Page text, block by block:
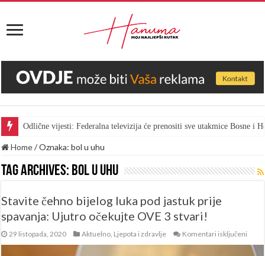
Odlične vijesti: Federalna televizija će prenositi sve utakmice Bosne i
Home/Oznaka:bol u uhu
Tag Archives: bol u uhu
Stavite čehno bijelog luka pod jastuk prije
spavanja: Ujutro očekujte OVE 3 stvari!
29 listopada, 2020 Aktuelno Ljepota i zdravlje Komentari isključeni